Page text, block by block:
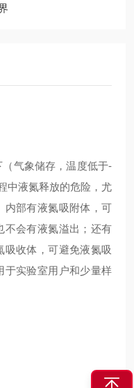
气象储存，温度低于-
中液氮释放的危险，尤
内部有液氮吸附体，可
不会有液氮溢出；还有
收体，可避免液氮吸
于实验室用户和少量样